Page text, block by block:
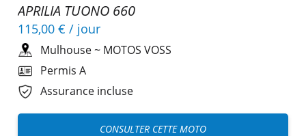
APRILIA TUONO 660
115,00 € / jour
Mulhouse~ MOTOS VOSS
Permis A
Assurance incluse
CONSULTER CETTE MOTO